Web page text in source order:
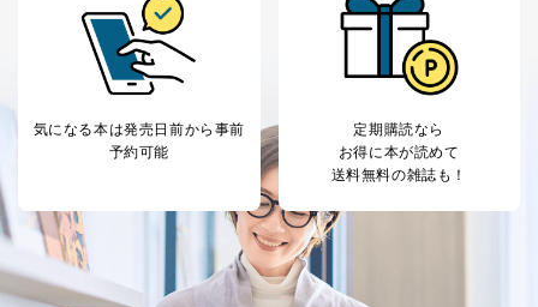
気になる本は発売日前から事前
予約可能
定期購読なら
お得に本が読めて
送料無料の雑誌も！